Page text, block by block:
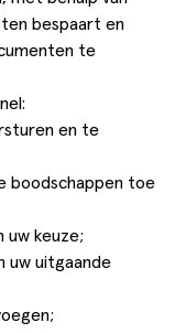
bespaart en
te
en te
boodschappen toe
uw keuze;
uw uitgaande